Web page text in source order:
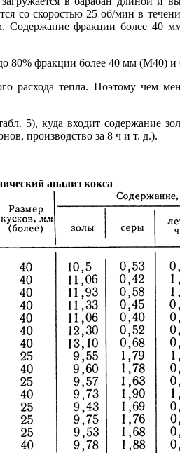
со скоростью 25 об/мин в
Содержание фракции более
80% фракции более 40 мм (М40)
расхода тепла. Поэтому чем
5), куда входит содержание
производство за 8 ч и т. д.).
анализ кокса